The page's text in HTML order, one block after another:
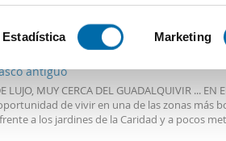
buscar características
datos personales y establezca sus
retirar su consentimiento en cualquier
Estadística Marketing
antiguo
MUY CERCA DEL GUADALQUIVIR ... EN
de vivir en una de las zonas más
a los jardines de la Caridad y a pocos